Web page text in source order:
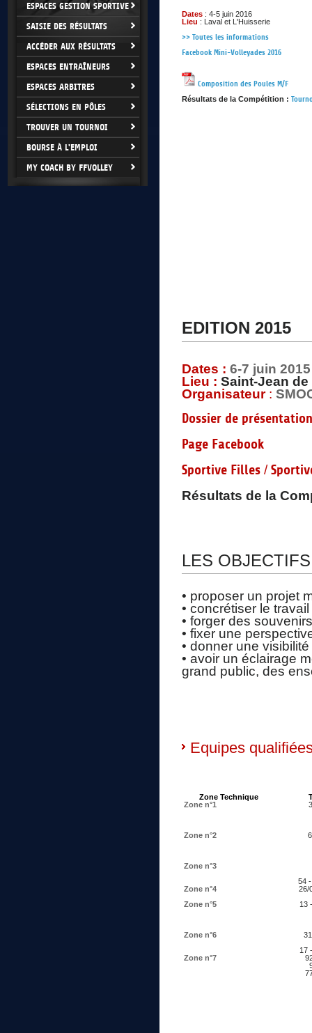
ESPACES GESTION SPORTIVE
SAISIE DES RÉSULTATS
ACCÉDER AUX RÉSULTATS
ESPACES ENTRAÎNEURS
ESPACES ARBITRES
SÉLECTIONS EN PÔLES
TROUVER UN TOURNOI
BOURSE À L'EMPLOI
MY COACH BY FFVOLLEY
Dates : 4-5 juin 2016
Lieu : Laval et L'Huisserie
>> Toutes les informations
Facebook Mini-Volleyades 2016
Composition des Poules M/F
Résultats de la Compétition :
EDITION 2015
Dates : 6-7 juin 2015
Lieu : Saint-Jean de
Organisateur:
Dossier de présentation
Page Facebook
Sportive Filles /
Résultats de la
LES
• proposer un projet
• concrétiser le
• forger des
• fixer une
• donner une
• avoir un éclairage
grand public, des
Equipes
Zone Technique
Zone n°1
Zone n°2
Zone n°3
54
Zone n°4
26/
Zone n°5
13
Zone n°6
17
Zone n°7